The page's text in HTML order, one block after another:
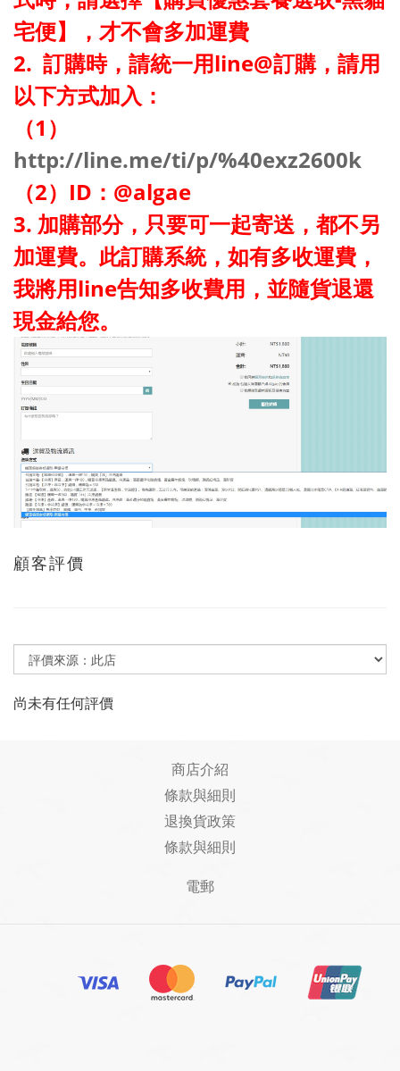
宅便】，才不會多加運費
2. 訂購時，請統一用line@訂購，請用
以下方式加入：
（1）
http://line.me/ti/p/%40exz2600k
（2）ID：@algae
3. 加購部分，只要可一起寄送，都不另
加運費。此訂購系統，如有多收運費，
我將用line告知多收費用，並隨貨退還
現金給您。
顧客評價
尚未有任何評價
商店介紹
條款與細則
退換貨政策
條款與細則
電郵